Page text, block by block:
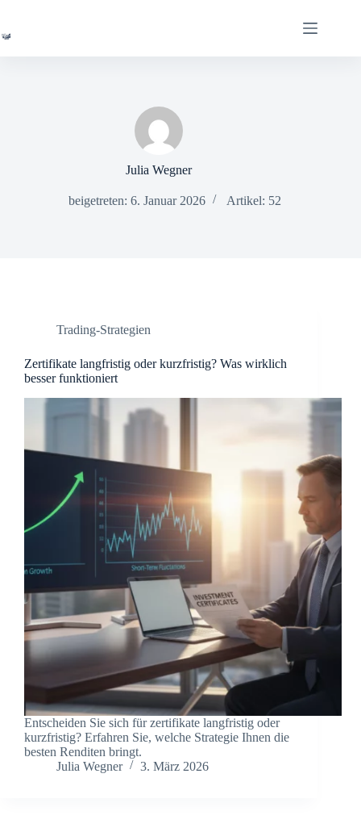
springen
Julia Wegner
beigetreten: 6. Januar 2026 Artikel: 52
Trading-Strategien
Zertifikate langfristig oder kurzfristig? Was wirklich
besser funktioniert
Entscheiden Sie sich für zertifikate langfristig oder
kurzfristig? Erfahren Sie, welche Strategie Ihnen die
besten Renditen bringt.
Julia Wegner
3. März 2026